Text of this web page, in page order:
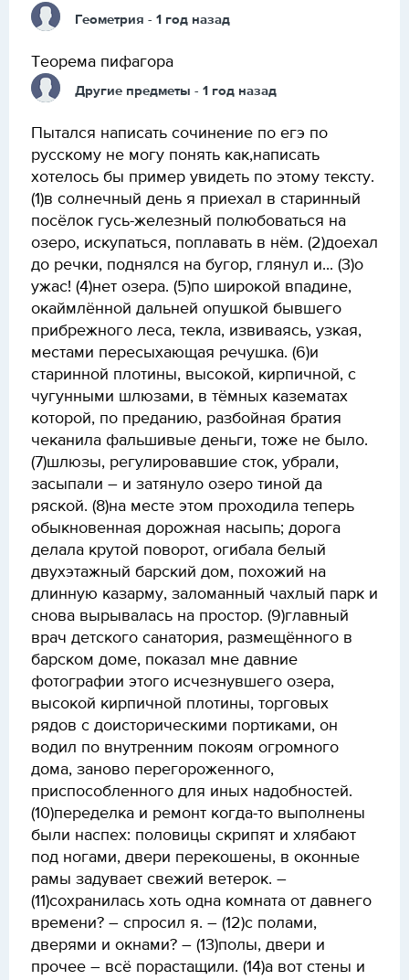
Геометрия - 1 год назад
Теорема пифагора
Другие предметы - 1 год назад
Пытался написать сочинение по егэ по
русскому не могу понять как,написать
хотелось бы пример увидеть по этому тексту.
(1)в солнечный день я приехал в старинный
посёлок гусь-железный полюбоваться на
озеро, искупаться, поплавать в нём. (2)доехал
до речки, поднялся на бугор, глянул и... (3)о
ужас! (4)нет озера. (5)по широкой впадине,
окаймлённой дальней опушкой бывшего
прибрежного леса, текла, извиваясь, узкая,
местами пересыхающая речушка. (6)и
старинной плотины, высокой, кирпичной, с
чугунными шлюзами, в тёмных казематах
которой, по преданию, разбойная братия
чеканила фальшивые деньги, тоже не было.
(7)шлюзы, регулировавшие сток, убрали,
засыпали – и затянуло озеро тиной да
ряской. (8)на месте этом проходила теперь
обыкновенная дорожная насыпь; дорога
делала крутой поворот, огибала белый
двухэтажный барский дом, похожий на
длинную казарму, заломанный чахлый парк и
снова вырывалась на простор. (9)главный
врач детского санатория, размещённого в
барском доме, показал мне давние
фотографии этого исчезнувшего озера,
высокой кирпичной плотины, торговых
рядов с доисторическими портиками, он
водил по внутренним покоям огромного
дома, заново перегороженного,
приспособленного для иных надобностей.
(10)переделка и ремонт когда-то выполнены
были наспех: половицы скрипят и хлябают
под ногами, двери перекошены, в оконные
рамы задувает свежий ветерок. –
(11)сохранилась хоть одна комната от давнего
времени? – спросил я. – (12)с полами,
дверями и окнами? – (13)полы, двери и
прочее – всё порастащили. (14)а вот стены и